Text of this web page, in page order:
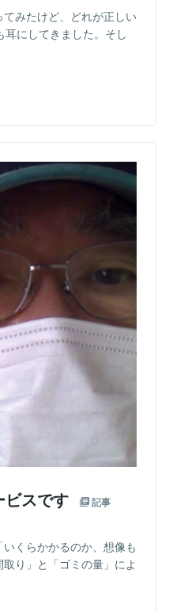
みたけど、どれが正しい
にしてきました。そし
ビスです 記事
くらかかるのか、想像も
り」と「ゴミの量」によ